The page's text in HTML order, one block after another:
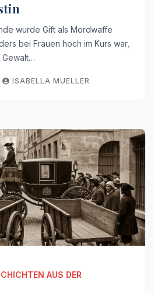
wurde Gift als Mordwaffe
bei Frauen hoch im Kurs war,
ISABELLA MUELLER
AUS DER